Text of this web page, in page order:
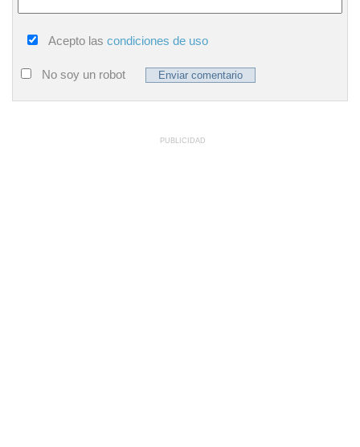
Acepto las condiciones de uso
No soy un robot
PUBLICIDAD